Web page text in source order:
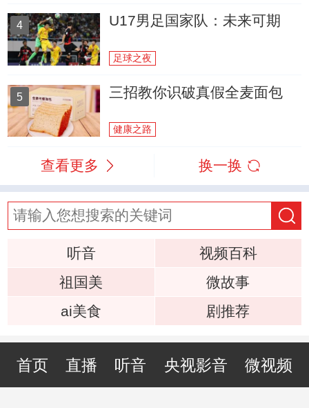
4 U17男足国家队：未来可期
足球之夜
5 三招教你识破真假全麦面包
健康之路
查看更多 换一换
听音
视频百科
祖国美
微故事
ai美食
剧推荐
首页 直播 听音 央视影音 微视频